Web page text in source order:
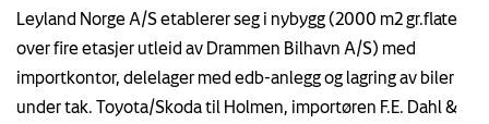
Leyland Norge A/S etablerer seg i nybygg (2000 m2 gr.flate
over fire etasjer utleid av Drammen Bilhavn A/S) med
importkontor, delelager med edb-anlegg og lagring av biler
under tak. Toyota/Skoda til Holmen, importøren F.E. Dahl &